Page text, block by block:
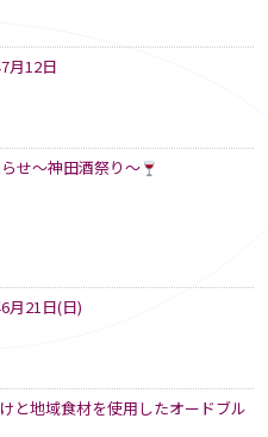
月12日
せ～神田酒祭り～
月21日(日)
と地域食材を使用したオードブル